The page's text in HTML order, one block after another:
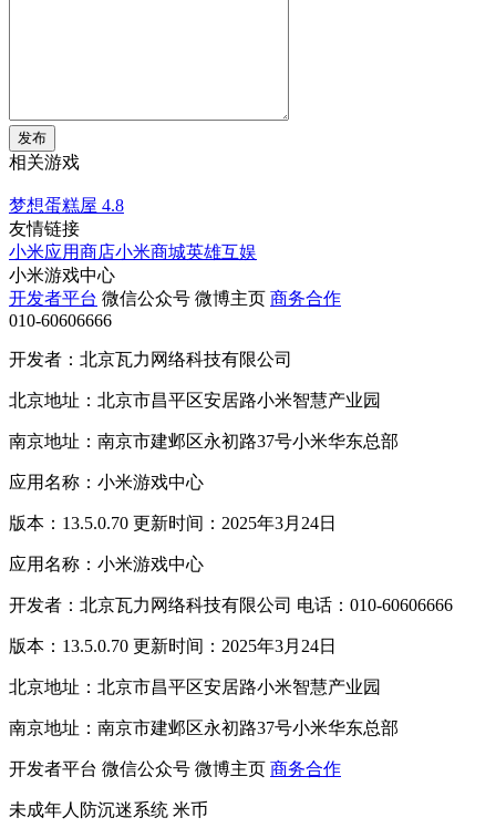
发布
相关游戏
梦想蛋糕屋 4.8
友情链接
小米应用商店小米商城英雄互娱
小米游戏中心
开发者平台 微信公众号 微博主页 商务合作
010-60606666
开发者：北京瓦力网络科技有限公司
北京地址：北京市昌平区安居路小米智慧产业园
南京地址：南京市建邺区永初路37号小米华东总部
应用名称：小米游戏中心
版本：13.5.0.70 更新时间：2025年3月24日
应用名称：小米游戏中心
开发者：北京瓦力网络科技有限公司 电话：010-60606666
版本：13.5.0.70 更新时间：2025年3月24日
北京地址：北京市昌平区安居路小米智慧产业园
南京地址：南京市建邺区永初路37号小米华东总部
开发者平台 微信公众号 微博主页 商务合作
未成年人防沉迷系统 米币